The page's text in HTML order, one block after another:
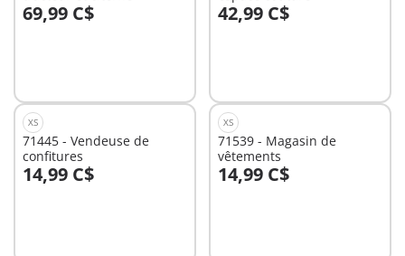
69,99 C$
Au panier 42,99 C$
Au panier
XS
71445 - Vendeuse de
confitures
14,99 C$
Au panier
XS
71539 - Magasin de
vêtements
14,99 C$
Au panier